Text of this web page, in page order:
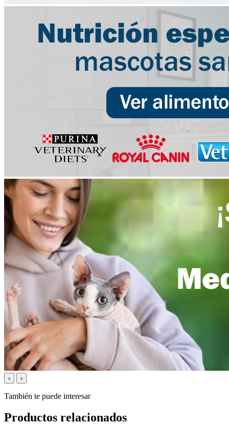
‹ ›
También te puede interesar
Productos relacionados